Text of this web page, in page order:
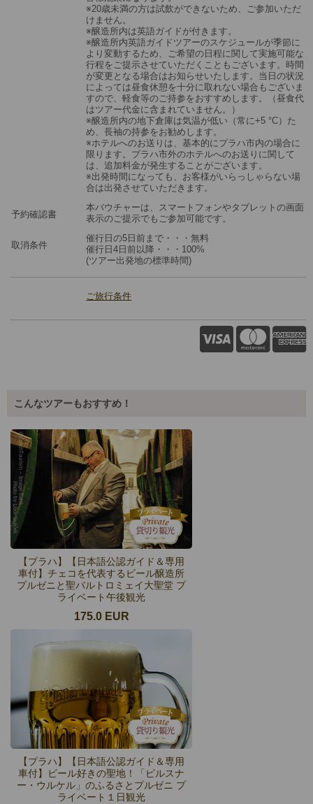
※20歳未満の方は試飲ができないため、ご参加いただ
けません。
※醸造所内は英語ガイドが付きます。
※醸造所内英語ガイドツアーのスケジュールが季節に
より変動するため、ご希望の日程に関して実施可能な
行程をご提示させていただくこともございます。時間
が変更となる場合はお知らせいたします。当日の状況
によっては昼食休憩を十分に取れない場合もございま
すので、軽食等のご持参をおすすめします。（昼食代
はツアー代金に含まれていません。）
※醸造所内の地下倉庫は気温が低い（常に+5 °C）た
め、長袖の持参をお勧めします。
※ホテルへのお送りは、基本的にプラハ市内の場合に
限ります。プラハ市外のホテルへのお送りに関して
は、追加料金が発生することがございます。
※出発時間になっても、お客様がいらっしゃらない場
合は出発させていただきます。
予約確認書
本バウチャーは、スマートフォンやタブレットの画面
表示のご提示でもご参加可能です。
取消条件
催行日の5日前まで・・・無料
催行日4日前以降・・・100%
(ツアー出発地の標準時間)
ご旅行条件
こんなツアーもおすすめ！
【プラハ】【日本語公認ガイド＆専用
車付】チェコを代表するビール醸造所
プルゼニと聖バルトロミェイ大聖堂 プ
ライベート午後観光
175.0 EUR
【プラハ】【日本語公認ガイド＆専用
車付】ビール好きの聖地！「ピルスナ
ー・ウルケル」のふるさとプルゼニ プ
ライベート１日観光